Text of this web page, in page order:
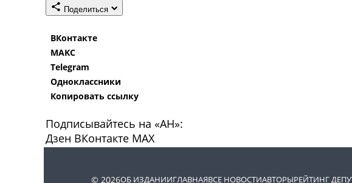
Поделиться
ВКонтакте
МАКС
Telegram
Одноклассники
Копировать ссылку
Подписывайтесь на «АН»:
Дзен ВКонтакте МАХ
© 2026ОБ ИЗДАНИИГЛАВНАЯВСЕ НОВОСТИАВТОРЫРЕЙТИНГ